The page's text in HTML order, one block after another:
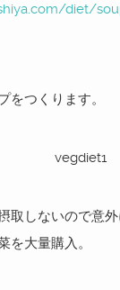
diet/
をつくります。
取しないので意
を大量購入。